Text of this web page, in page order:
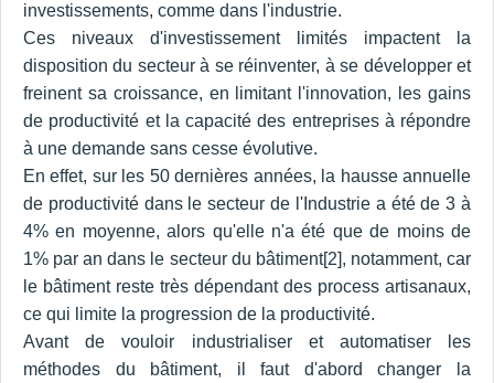
investissements, comme dans l'industrie.
Ces niveaux d'investissement limités impactent la
disposition du secteur à se réinventer, à se développer et
freinent sa croissance, en limitant l'innovation, les gains
de productivité et la capacité des entreprises à répondre
à une demande sans cesse évolutive.
En effet, sur les 50 dernières années, la hausse annuelle
de productivité dans le secteur de l'Industrie a été de 3 à
4% en moyenne, alors qu'elle n'a été que de moins de
1% par an dans le secteur du bâtiment[2], notamment, car
le bâtiment reste très dépendant des process artisanaux,
ce qui limite la progression de la productivité.
Avant de vouloir industrialiser et automatiser les
méthodes du bâtiment, il faut d'abord changer la